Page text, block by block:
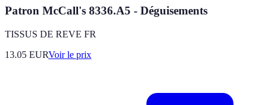
Patron McCall's 8336.A5 - Déguisements
TISSUS DE REVE FR
13.05 EURVoir le prix